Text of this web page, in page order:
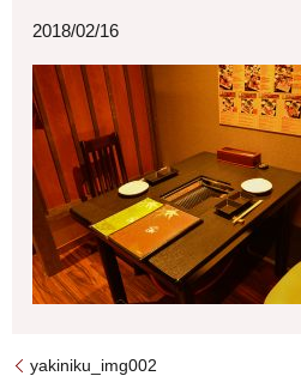
2018/02/16
yakiniku_img002